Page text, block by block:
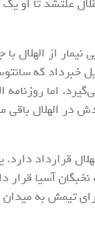
علتشد تا او یک
نیمار از
خبرداد که
اما روزنامه
در الهلال باقی
قرارداد دارد.
آسیا قرار
تیمش به میدان